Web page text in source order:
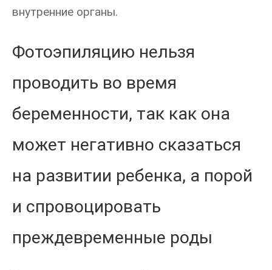
внутренние органы.
Фотоэпиляцию нельзя
проводить во время
беременности, так как она
может негативно сказаться
на развитии ребенка, а порой
и спровоцировать
преждевременные роды